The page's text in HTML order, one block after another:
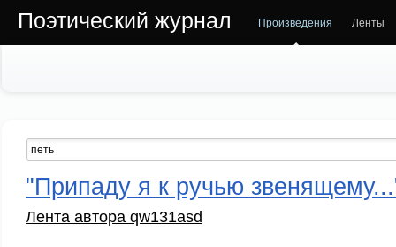
Поэтический журнал Произведения Ленты
"Припаду я к ручью
Лента автора qw131asd